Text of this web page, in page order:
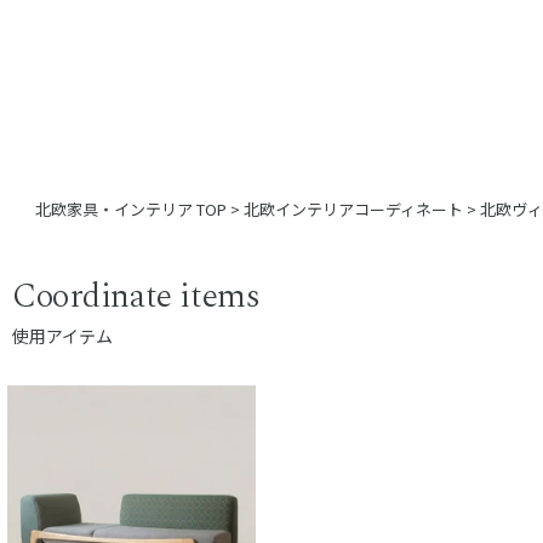
北欧家具・インテリア TOP > 北欧インテリアコーディネート > 北欧ヴ
Coordinate items
使用アイテム